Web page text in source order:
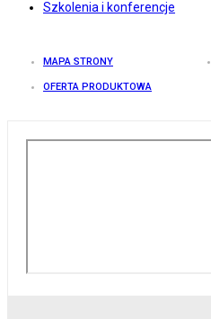
Szkolenia i konferencje
MAPA STRONY
OFERTA PRODUKTOWA